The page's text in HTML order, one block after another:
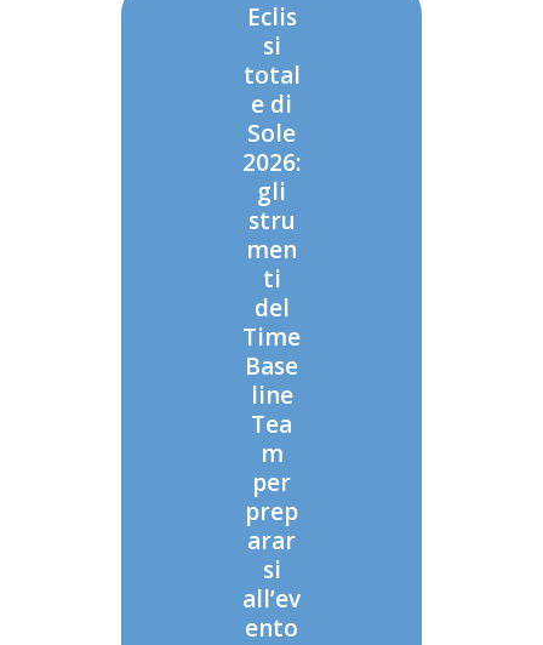
Eclis
si
total
e di
Sole
2026:
gli
stru
men
ti
del
Time
Base
line
Tea
m
per
prep
arar
si
all’ev
ento